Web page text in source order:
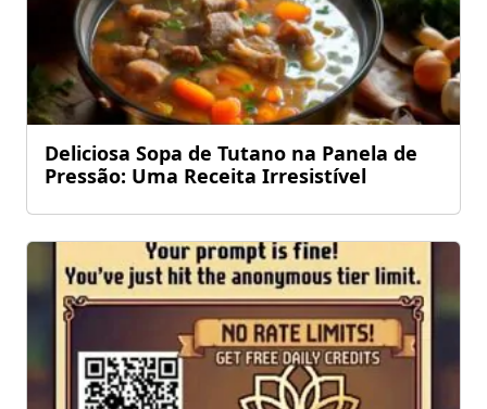
Deliciosa Sopa de Tutano na Panela de
Pressão: Uma Receita Irresistível